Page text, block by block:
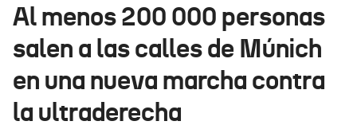
Ikusmiran
Eguraldia
Al menos 200 000 personas
salen a las calles de Múnich
en una nueva marcha contra
la ultraderecha